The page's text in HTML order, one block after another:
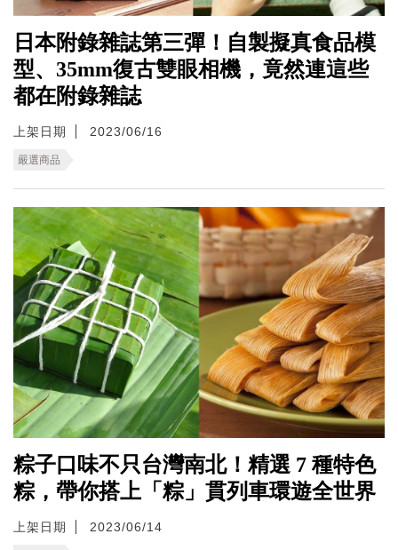
日本附錄雜誌第三彈！自製擬真食品模
型、35mm復古雙眼相機，竟然連這些
都在附錄雜誌
上架日期 2023/06/16
嚴選商品
粽子口味不只台灣南北！精選 7 種特色
粽，帶你搭上「粽」貫列車環遊全世界
上架日期 2023/06/14